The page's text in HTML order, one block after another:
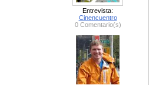
Entrevista:
Cinencuentro
0 Comentario(s)